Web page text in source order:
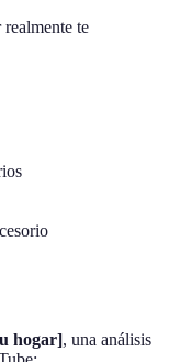
te
hogar], una análisis